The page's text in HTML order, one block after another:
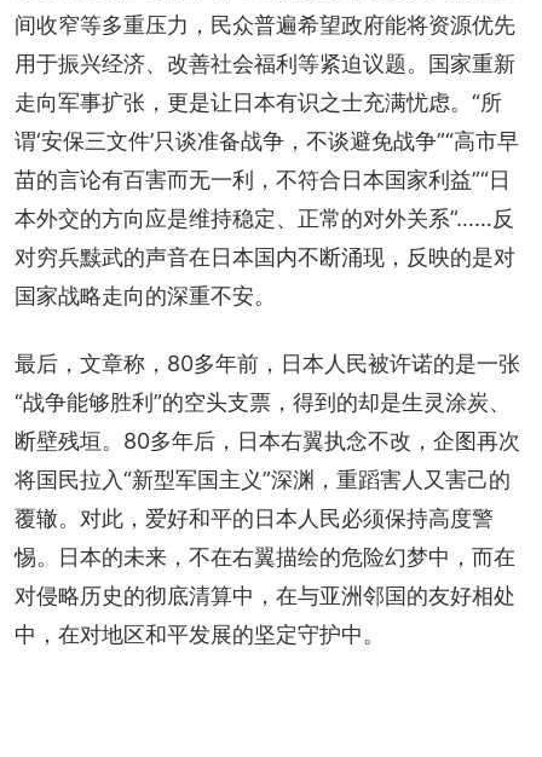
间收窄等多重压力，民众普遍希望政府能将资源优先
用于振兴经济、改善社会福利等紧迫议题。国家重新
走向军事扩张，更是让日本有识之士充满忧虑。“所
谓‘安保三文件’只谈准备战争，不谈避免战争”“高市早
苗的言论有百害而无一利，不符合日本国家利益”“日
本外交的方向应是维持稳定、正常的对外关系”……反
对穷兵黩武的声音在日本国内不断涌现，反映的是对
国家战略走向的深重不安。
最后，文章称，80多年前，日本人民被许诺的是一张
“战争能够胜利”的空头支票，得到的却是生灵涂炭、
断壁残垣。80多年后，日本右翼执念不改，企图再次
将国民拉入“新型军国主义”深渊，重蹈害人又害己的
覆辙。对此，爱好和平的日本人民必须保持高度警
惕。日本的未来，不在右翼描绘的危险幻梦中，而在
对侵略历史的彻底清算中，在与亚洲邻国的友好相处
中，在对地区和平发展的坚定守护中。